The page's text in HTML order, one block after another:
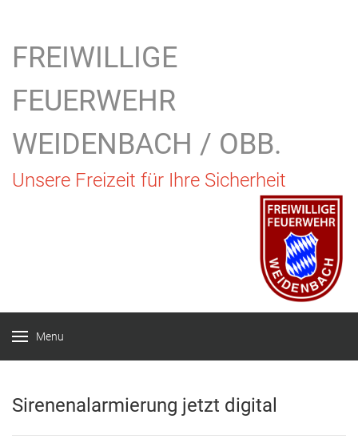
FREIWILLIGE
FEUERWEHR
WEIDENBACH / OBB.
Unsere Freizeit für Ihre Sicherheit
Menu
Sirenenalarmierung jetzt digital